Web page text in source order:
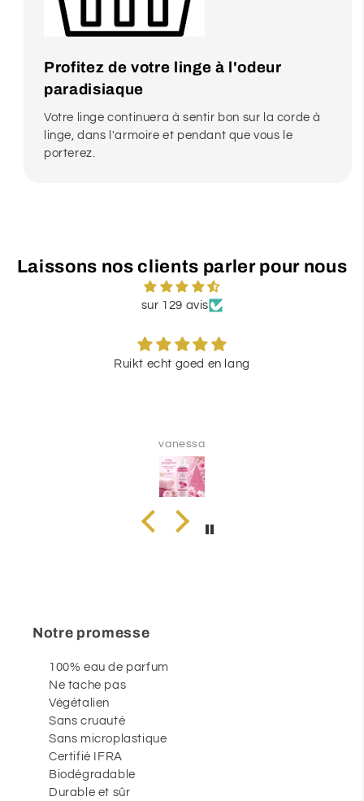
Profitez de votre linge à l'odeur
paradisiaque
Votre linge continuera à sentir bon sur la corde à
linge, dans l'armoire et pendant que vous le
porterez.
Laissons nos clients parler pour nous
sur 129 avis
Ruikt echt goed en lang
vanessa
Notre promesse
100% eau de parfum
Ne tache pas
Végétalien
Sans cruauté
Sans microplastique
Certifié IFRA
Biodégradable
Durable et sûr